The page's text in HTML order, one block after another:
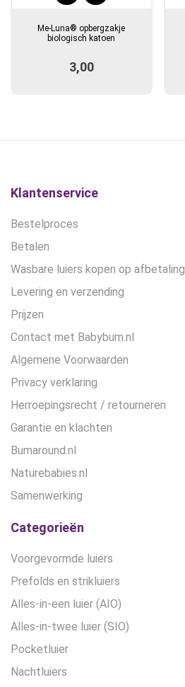
Me-Luna® opbergzakje
biologisch katoen
3,00
Klantenservice
Bestelproces
Betalen
Wasbare luiers kopen op afbetaling
Levering en verzending
Prijzen
Contact met Babybum.nl
Algemene Voorwaarden
Privacy verklaring
Herroepingsrecht / retourneren
Garantie en klachten
Bumaround.nl
Naturebabies.nl
Samenwerking
Categorieën
Voorgevormde luiers
Prefolds en strikluiers
Alles-in-een luier (AIO)
Alles-in-twee luier (SIO)
Pocketluier
Nachtluiers